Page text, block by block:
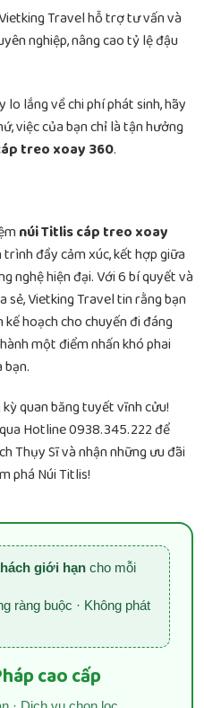
Travel hỗ trợ tư vấn và
nghiệp, nâng cao tỷ lệ đậu
lắng về chi phí phát sinh, hãy
việc của bạn chỉ là tận hưởng
treo xoay 360.
núi Titlis cáp treo xoay
đầy cảm xúc, kết hợp giữa
nghệ hiện đại. Với 6 bí quyết và
Vietking Travel tin rằng bạn
hoạch cho chuyến đi đáng
một điểm nhấn khó phai
quan băng tuyết vĩnh cửu!
Hotline 0938.345.222 để
Thụy Sĩ và nhận những ưu đãi
phá Núi Titlis!
giới hạncho mỗi
ràng buộc · Không phát
cao cấp